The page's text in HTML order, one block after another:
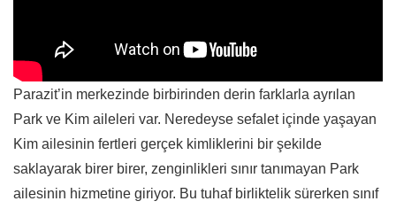
Parazit’in merkezinde birbirinden derin farklarla ayrılan
Park ve Kim aileleri var. Neredeyse sefalet içinde yaşayan
Kim ailesinin fertleri gerçek kimliklerini bir şekilde
saklayarak birer birer, zenginlikleri sınır tanımayan Park
ailesinin hizmetine giriyor. Bu tuhaf birliktelik sürerken sınıf